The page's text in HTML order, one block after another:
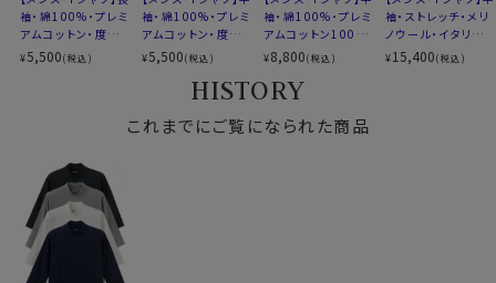
●衿に技あり！後衿高め
通常のTシャツよりリブを高めに設定。
ジャケットを合わせた際、ジャケットの後衿とTシャツのリ
ブが重なるように設計しました。
袖・綿100%・プレミ
アムコットン・度詰
め天竺ニット・丸首・
クルーネック
¥5,500(税込)
袖・綿100%・プレミ
アムコットン・度詰
め天竺ニット・丸首・
クルーネック
¥5,500(税込)
袖・綿100%・プレミ
アムコットン100番
手双糸・ニット・丸
首・クルーネック
¥8,800(税込)
袖・ストレッチ・メリ
ノウール・イタリア製
生地・イージーケ
ア・丸首・クルーネッ
¥15,400(税込)
HISTORY
これまでにご覧になられた商品